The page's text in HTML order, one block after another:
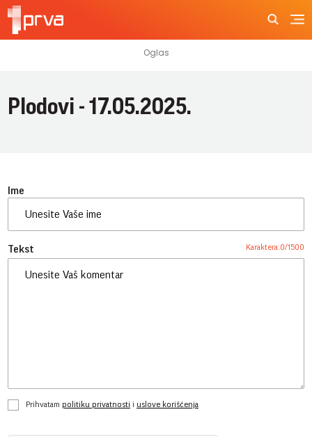
Plodovi - 17.05.2025.
Ime
Tekst Karaktera:0/1500
Prihvatam politiku privatnosti i uslove korišćenja